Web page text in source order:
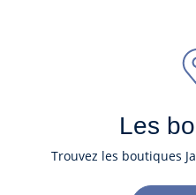
Les
Trouvez les boutiques